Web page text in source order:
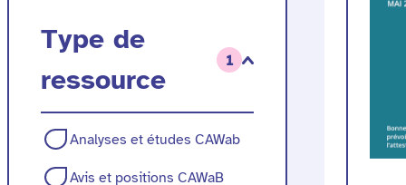
Type de
ressource
1
Type
de
Analyses et études CAWab
Avis et positions CAWaB